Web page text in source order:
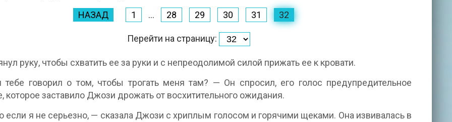
НАЗАД 1 ... 28 29 30 31 32
Перейти на страницу:
руку, чтобы схватить ее за руки и с непреодолимой силой прижать ее к кровати.
говорил о том, чтобы трогать меня там? — Он спросил, его голос предупредительное
которое заставило Джози дрожать от восхитительного ожидания.
если я не серьезно, — сказала Джози с хриплым голосом и горячими щеками. Она извивалась в